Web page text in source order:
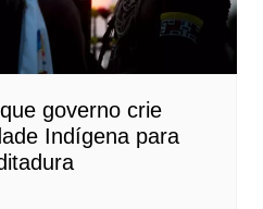
governo crie
Indígena para